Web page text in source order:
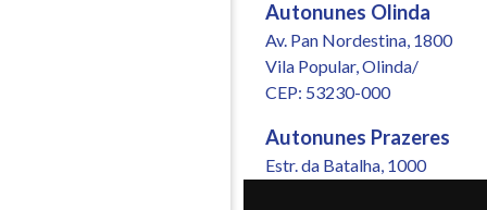
Autonunes Olinda
Av. Pan Nordestina, 1800
Vila Popular, Olinda/
CEP: 53230-000
Autonunes Prazeres
Estr. da Batalha, 1000